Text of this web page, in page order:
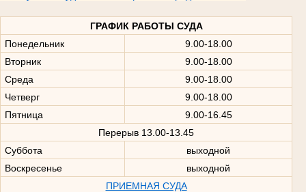
ГРАФИК РАБОТЫ СУДА
Понедельник
9.00-18.00
Вторник
9.00-18.00
Среда
9.00-18.00
Четверг
9.00-18.00
Пятница
9.00-16.45
Перерыв 13.00-13.45
Суббота
выходной
Воскресенье
выходной
ПРИЕМНАЯ СУДА